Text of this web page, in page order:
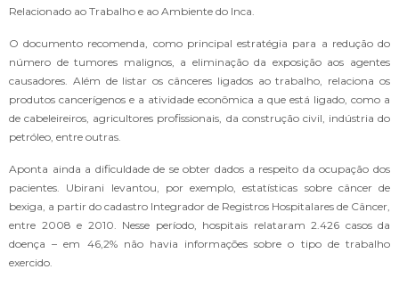
Relacionado ao Trabalho e ao Ambiente do Inca.
O documento recomenda, como principal estratégia para a redução do
número de tumores malignos, a eliminação da exposição aos agentes
causadores. Além de listar os cânceres ligados ao trabalho, relaciona os
produtos cancerígenos e a atividade econômica a que está ligado, como a
de cabeleireiros, agricultores profissionais, da construção civil, indústria do
petróleo, entre outras.
Aponta ainda a dificuldade de se obter dados a respeito da ocupação dos
pacientes. Ubirani levantou, por exemplo, estatísticas sobre câncer de
bexiga, a partir do cadastro Integrador de Registros Hospitalares de Câncer,
entre 2008 e 2010. Nesse período, hospitais relataram 2.426 casos da
doença – em 46,2% não havia informações sobre o tipo de trabalho
exercido.